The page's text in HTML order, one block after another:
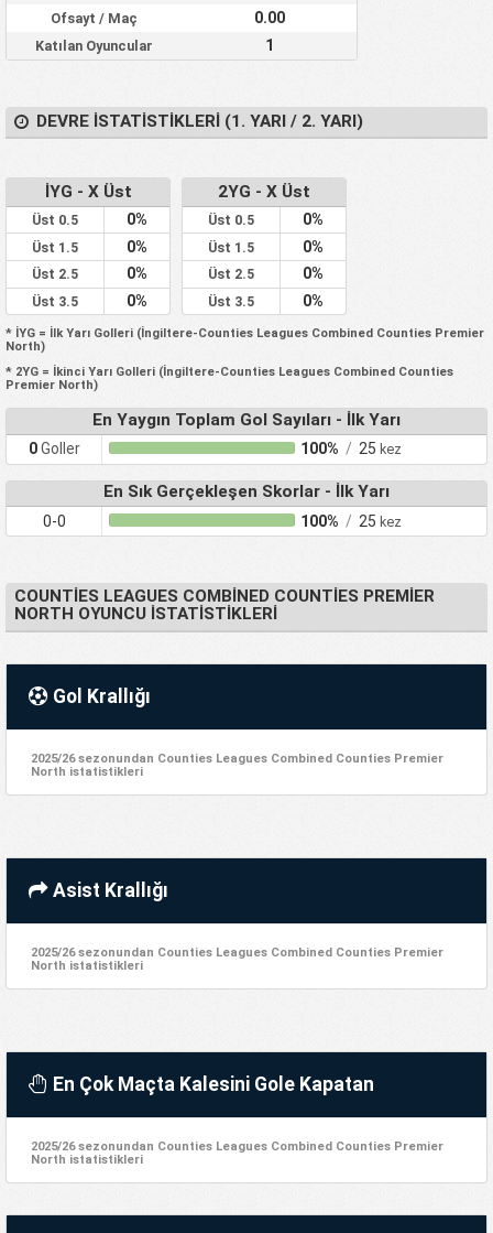
Ofsayt / Maç 0.00
Katılan Oyuncular 1
DEVRE İSTATISTIKLERI (1. YARI / 2. YARI)
İYG - X Üst
Üst 0.5 0%
Üst 1.5 0%
Üst 2.5 0%
Üst 3.5 0%
2YG - X Üst
Üst 0.5 0%
Üst 1.5 0%
Üst 2.5 0%
Üst 3.5 0%
* İYG = İlk Yarı Golleri (İngiltere-Counties Leagues Combined Counties Premier
North)
* 2YG = İkinci Yarı Golleri (İngiltere-Counties Leagues Combined Counties
Premier North)
En Yaygın Toplam Gol Sayıları - İlk Yarı
0Goller 100% / 25kez
En Sık Gerçekleşen Skorlar - İlk Yarı
0-0 100% / 25kez
COUNTIES LEAGUES COMBINED COUNTIES PREMIER
NORTH OYUNCU İSTATISTIKLERI
Gol Krallığı
2025/26 sezonundan Counties Leagues Combined Counties Premier
North istatistikleri
Asist Krallığı
2025/26 sezonundan Counties Leagues Combined Counties Premier
North istatistikleri
En Çok Maçta Kalesini Gole Kapatan
2025/26 sezonundan Counties Leagues Combined Counties Premier
North istatistikleri